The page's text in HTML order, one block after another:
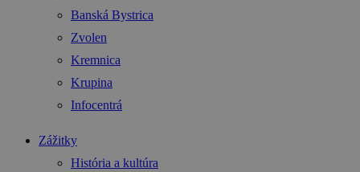
Banská Bystrica
Zvolen
Kremnica
Krupina
Infocentrá
Zážitky
História a kultúra